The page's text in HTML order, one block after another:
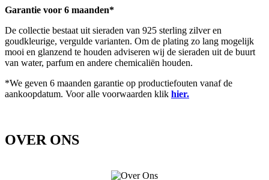
Garantie voor 6 maanden*
De collectie bestaat uit sieraden van 925 sterling zilver en
goudkleurige, vergulde varianten. Om de plating zo lang mogelijk
mooi en glanzend te houden adviseren wij de sieraden uit de buurt
van water, parfum en andere chemicaliën houden.
*We geven 6 maanden garantie op productiefouten vanaf de
aankoopdatum. Voor alle voorwaarden klik hier.
OVER ONS